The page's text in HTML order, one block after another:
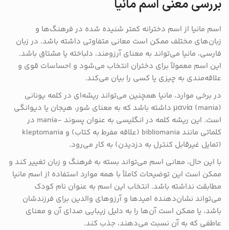
بررسی معنی اسم مانیا
اسم مانیا از اسم دخترانه کمتر شنیده شده در فرهنگ‌ها و
زبان‌های مختلف ممکن است معانی متفاوتی داشته باشد. در زبان
فارسی، مانیا می‌تواند به معنای آرزومند، دلباخته یا مشتاق باشد.
این اسم معمولاً برای دختران انتخاب می‌شود و احساسات قوی و
علاقه‌مندی به چیزی یا کسی را بیان می‌کند.
در برخی موارد، مانیا همچنین می‌تواند ریشه‌ای در کلمه یونانی
μανία (mania) داشته باشد که به معنای شور، هیجان یا دیوانگی
است. این ریشه کلمه در انگلیسی به عنوان پسوند -mania در
کلماتی مانند bibliomania (علاقه مفرط به کتاب) و kleptomania
(تمایل غیرقابل کنترل به دزدیدن) به کار می‌رود.
با این حال، معانی اسم می‌تواند بسته به فرهنگ و زبان تغییر کند و
ممکن است این توضیحات کاملاً با همه موارد استفاده از اسم مانیا
مطابقت نداشته باشد. انتخاب این اسم به عنوان نام کودک
می‌تواند نشان‌دهنده امیدها و آرزوهای والدین برای فرزندشان
باشد، یا ممکن است آن‌ها را به دلیل زیبایی صدای آن و معنای
عاطفی که به آن نسبت می‌دهند، جذب کند.